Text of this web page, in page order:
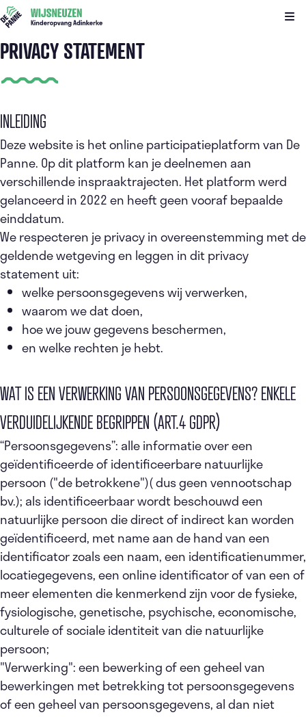
PRIVACY STATEMENT
INLEIDING
Deze website is het online participatieplatform van De
Panne. Op dit platform kan je deelnemen aan
verschillende inspraaktrajecten. Het platform werd
gelanceerd in 2022 en heeft geen vooraf bepaalde
einddatum.
We respecteren je privacy in overeenstemming met de
geldende wetgeving en leggen in dit privacy
statement uit:
welke persoonsgegevens wij verwerken,
waarom we dat doen,
hoe we jouw gegevens beschermen,
en welke rechten je hebt.
WAT IS EEN VERWERKING VAN PERSOONSGEGEVENS? ENKELE
VERDUIDELIJKENDE BEGRIPPEN (ART.4 GDPR)
“Persoonsgegevens”: alle informatie over een
geïdentificeerde of identificeerbare natuurlijke
persoon ("de betrokkene")( dus geen vennootschap
bv.); als identificeerbaar wordt beschouwd een
natuurlijke persoon die direct of indirect kan worden
geïdentificeerd, met name aan de hand van een
identificator zoals een naam, een identificatienummer,
locatiegegevens, een online identificator of van een of
meer elementen die kenmerkend zijn voor de fysieke,
fysiologische, genetische, psychische, economische,
culturele of sociale identiteit van die natuurlijke
persoon;
"Verwerking": een bewerking of een geheel van
bewerkingen met betrekking tot persoonsgegevens
of een geheel van persoonsgegevens, al dan niet